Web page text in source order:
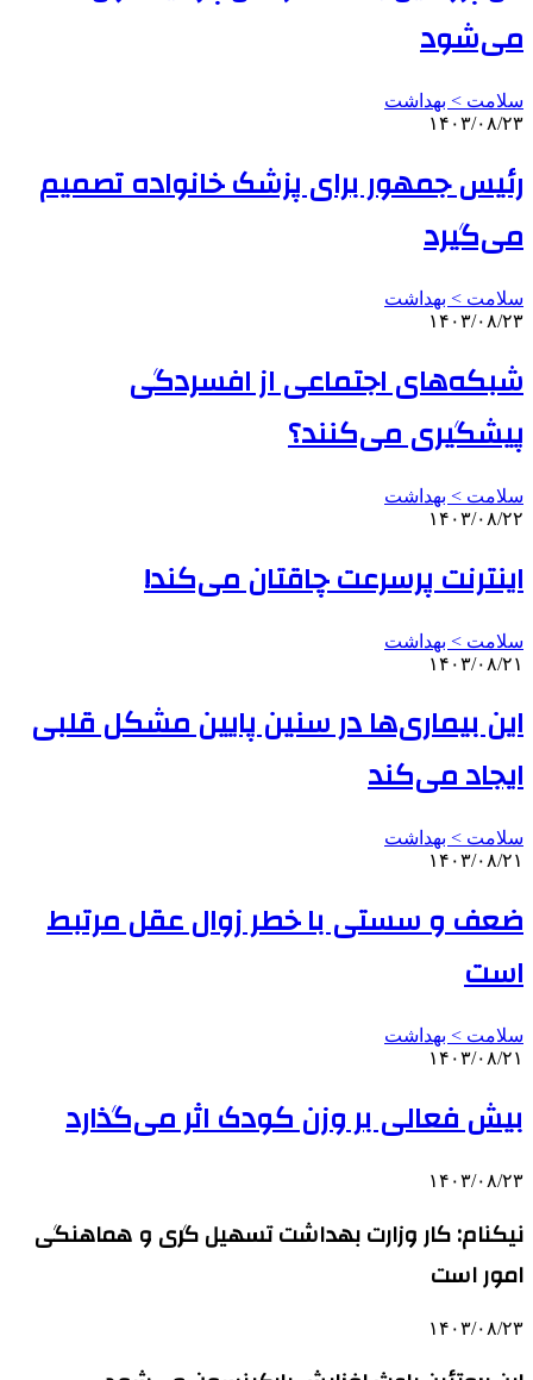
می‌شود
سلامت > بهداشت
۱۴۰۳/۰۸/۲۳
رئیس جمهور برای پزشک خانواده تصمیم
می‌گیرد
سلامت > بهداشت
۱۴۰۳/۰۸/۲۳
شبکه‌های اجتماعی از افسردگی
پیشگیری می‌کنند؟
سلامت > بهداشت
۱۴۰۳/۰۸/۲۲
اینترنت پرسرعت چاقتان می‌کند!
سلامت > بهداشت
۱۴۰۳/۰۸/۲۱
این بیماری‌ها در سنین پایین مشکل قلبی
ایجاد می‌کند
سلامت > بهداشت
۱۴۰۳/۰۸/۲۱
ضعف و سستی با خطر زوال عقل مرتبط
است
سلامت > بهداشت
۱۴۰۳/۰۸/۲۱
بیش فعالی بر وزن کودک اثر می‌گذارد
۱۴۰۳/۰۸/۲۳
نیکنام: کار وزارت بهداشت تسهیل گری و هماهنگی
امور است
۱۴۰۳/۰۸/۲۳